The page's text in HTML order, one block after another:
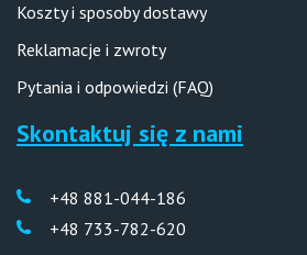
Koszty i sposoby dostawy
Reklamacje i zwroty
Pytania i odpowiedzi (FAQ)
Skontaktuj się z nami
+48 881-044-186
+48 733-782-620